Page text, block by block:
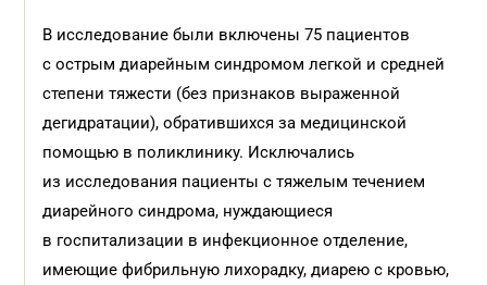
В исследование были включены 75 пациентов
с острым диарейным синдромом легкой и средней
степени тяжести (без признаков выраженной
дегидратации), обратившихся за медицинской
помощью в поликлинику. Исключались
из исследования пациенты с тяжелым течением
диарейного синдрома, нуждающиеся
в госпитализации в инфекционное отделение,
имеющие фибрильную лихорадку, диарею с кровью,